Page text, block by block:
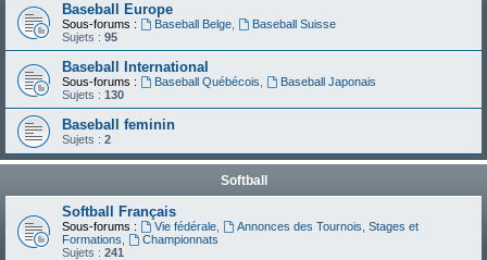
Baseball Europe
Sous-forums : Baseball Belge,
Baseball Suisse
Sujets : 95
Baseball International
Sous-forums : Baseball Québécois
Baseball Japonais
Sujets : 130
Baseball feminin
Sujets : 2
Softball
Softball Français
Sous-forums : Vie fédérale,
Annonces des Tournois, Stages et
Formations
Championnats
Sujets : 241